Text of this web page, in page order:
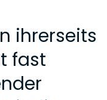
ihrerseits
fast